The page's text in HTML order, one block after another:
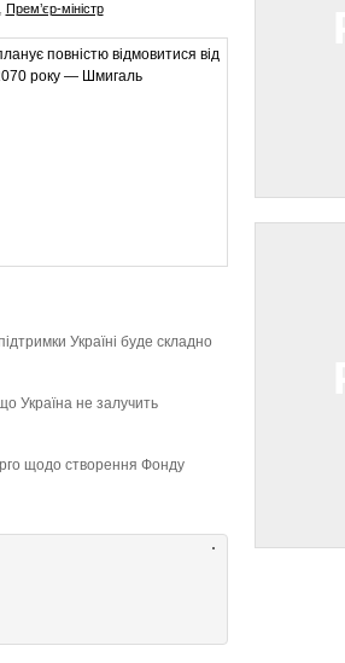
Прем’єр-міністр
Україні буде складно
Україна не залучить
щодо створення Фонду